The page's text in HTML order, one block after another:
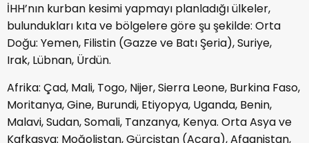
İHH’nın kurban kesimi yapmayı planladığı ülkeler,
bulundukları kıta ve bölgelere göre şu şekilde: Orta
Doğu: Yemen, Filistin (Gazze ve Batı Şeria), Suriye,
Irak, Lübnan, Ürdün.
Afrika: Çad, Mali, Togo, Nijer, Sierra Leone, Burkina Faso,
Moritanya, Gine, Burundi, Etiyopya, Uganda, Benin,
Malavi, Sudan, Somali, Tanzanya, Kenya. Orta Asya ve
Kafkasya: Moğolistan, Gürcistan (Acara), Afganistan,